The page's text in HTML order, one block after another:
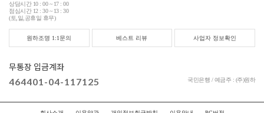
상담시간 10 : 00 ~ 17 : 00
점심시간 12 : 30 ~ 13 : 30
(토,일,공휴일 휴무)
원하조명 1:1문의 베스트 리뷰 사업자 정보확인
무통장 입금계좌
464401-04-117125 국민은행 / 예금주 : (주)원하